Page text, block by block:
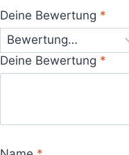
Deine Bewertung *
Deine Bewertung *